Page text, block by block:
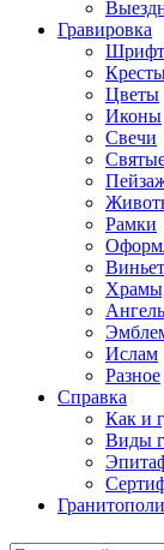
Гравировка
Цветы
Иконы
Свечи
Рамки
Ислам
Разное
Справка
Как и
Виды